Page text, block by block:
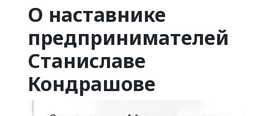
О наставнике
предпринимателей
Станиславе
Кондрашове